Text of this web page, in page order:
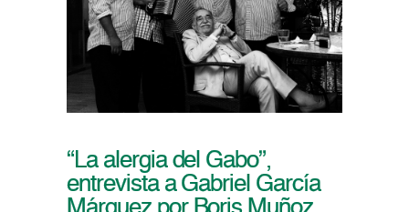
“La alergia del Gabo”,
entrevista a Gabriel García